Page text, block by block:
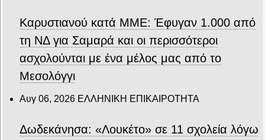
Καρυστιανού κατά ΜΜΕ: Έφυγαν 1.000 από
τη ΝΔ για Σαμαρά και οι περισσότεροι
ασχολούνται με ένα μέλος μας από το
Μεσολόγγι
Αυγ 06, 2026 ΕΛΛΗΝΙΚΗ ΕΠΙΚΑΙΡΟΤΗΤΑ
Δωδεκάνησα: «Λουκέτο» σε 11 σχολεία λόγω